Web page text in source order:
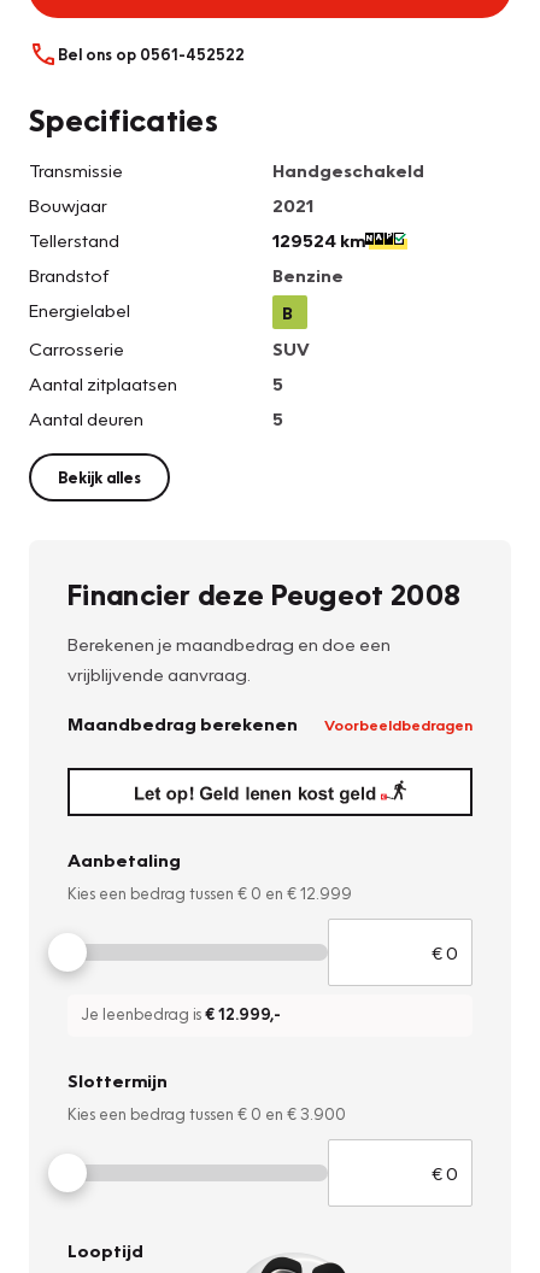
Bel ons op 0561-452522
Specificaties
Transmissie
Handgeschakeld
Bouwjaar
2021
Tellerstand
129524 km
Brandstof
Benzine
Energielabel
B
Carrosserie
SUV
Aantal zitplaatsen
5
Aantal deuren
5
Bekijk alles
Financier deze Peugeot 2008
Berekenen je maandbedrag en doe een
vrijblijvende aanvraag.
Maandbedrag berekenen Voorbeeldbedragen
Aanbetaling
Kies een bedrag tussen € 0 en € 12.999
Je leenbedrag is€ 12.999,-
Slottermijn
Kies een bedrag tussen € 0 en € 3.900
Looptijd